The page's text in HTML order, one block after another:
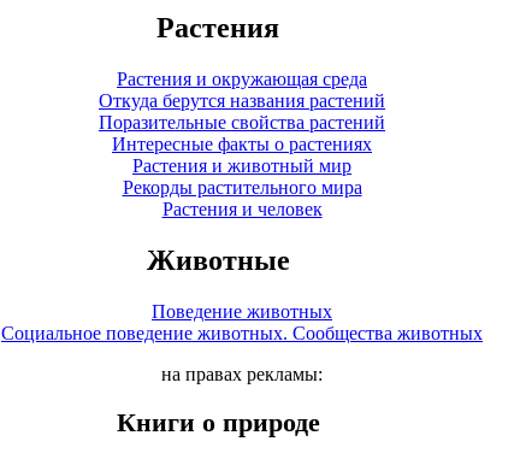
Растения
Растения и окружающая среда
Откуда берутся названия растений
Поразительные свойства растений
Интересные факты о растениях
Растения и животный мир
Рекорды растительного мира
Растения и человек
Животные
Поведение животных
Социальное поведение животных. Сообщества животных
на правах рекламы:
Книги о природе